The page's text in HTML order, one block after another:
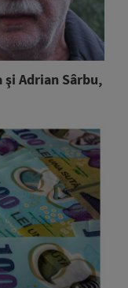
şi Adrian Sârbu,